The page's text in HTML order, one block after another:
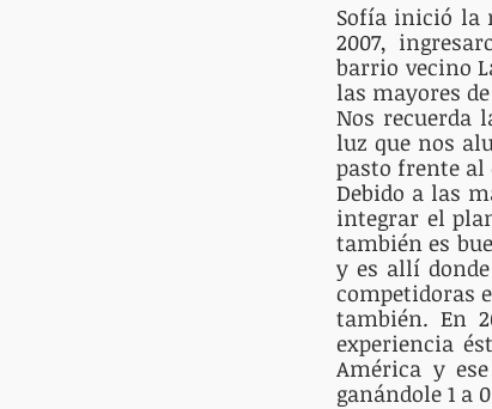
Sofía inició la
2007,
barrio vecino
las mayores
Nos recuerda
luz que nos
pasto frente al
Debido a las
integrar el
también es
y es allí
competidoras
también. En
experiencia
América y
ganándole 1 a